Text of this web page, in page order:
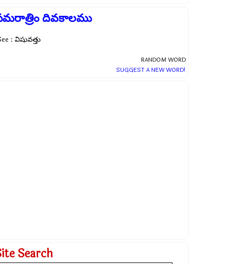
దివకాలము
: విషువత్తు
RANDOM WORD
SUGGEST A NEW WORD!
Search